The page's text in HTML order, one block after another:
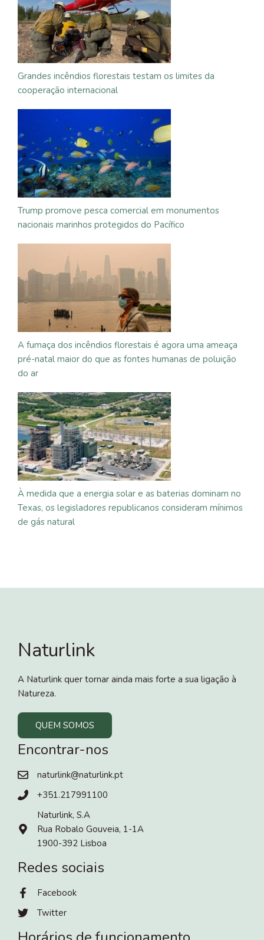
Grandes incêndios florestais testam os limites da
cooperação internacional
Trump promove pesca comercial em monumentos
nacionais marinhos protegidos do Pacífico
A fumaça dos incêndios florestais é agora uma ameaça
pré-natal maior do que as fontes humanas de poluição
do ar
À medida que a energia solar e as baterias dominam no
Texas, os legisladores republicanos consideram mínimos
de gás natural
Naturlink
A Naturlink quer tornar ainda mais forte a sua ligação à
Natureza.
QUEM SOMOS
Encontrar-nos
naturlink@naturlink.pt
+351.217991100
Naturlink, S.A
Rua Robalo Gouveia, 1-1A
1900-392 Lisboa
Redes sociais
Facebook
Twitter